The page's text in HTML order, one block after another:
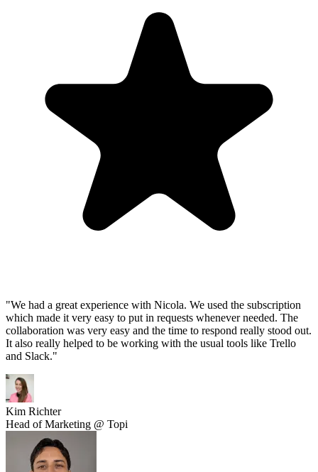
"We had a great experience with Nicola. We used the subscription
which made it very easy to put in requests whenever needed. The
collaboration was very easy and the time to respond really stood out.
It also really helped to be working with the usual tools like Trello
and Slack."
Kim Richter
Head of Marketing @ Topi